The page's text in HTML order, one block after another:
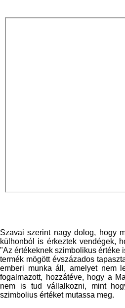
Szavai szerint nagy dolog, hogy
külhonból is érkeztek vendégek,
"Az értékeknek szimbolikus értéke
termék mögött évszázados
emberi munka áll, amelyet nem
fogalmazott, hozzátéve, hogy a
nem is tud vállalkozni, mint
szimbolius értéket mutassa meg.